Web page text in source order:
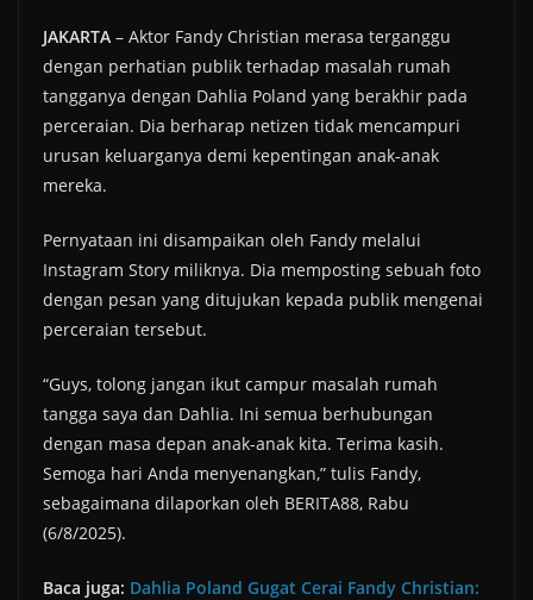
JAKARTA – Aktor Fandy Christian merasa terganggu
dengan perhatian publik terhadap masalah rumah
tangganya dengan Dahlia Poland yang berakhir pada
perceraian. Dia berharap netizen tidak mencampuri
urusan keluarganya demi kepentingan anak-anak
mereka.
Pernyataan ini disampaikan oleh Fandy melalui
Instagram Story miliknya. Dia memposting sebuah foto
dengan pesan yang ditujukan kepada publik mengenai
perceraian tersebut.
“Guys, tolong jangan ikut campur masalah rumah
tangga saya dan Dahlia. Ini semua berhubungan
dengan masa depan anak-anak kita. Terima kasih.
Semoga hari Anda menyenangkan,” tulis Fandy,
sebagaimana dilaporkan oleh BERITA88, Rabu
(6/8/2025).
Baca juga: Dahlia Poland Gugat Cerai Fandy Christian: